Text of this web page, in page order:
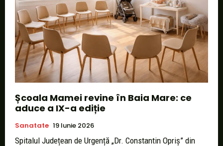
Școala Mamei revine în Baia Mare: ce
aduce a IX-a ediție
Sanatate 19 Iunie 2026
Spitalul Județean de Urgență „Dr. Constantin Opriș” din